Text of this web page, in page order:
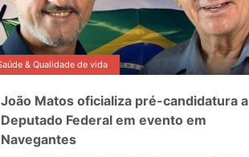
& Qualidade de vida
João Matos oficializa pré-candidatura a
Deputado Federal em evento em
Navegantes